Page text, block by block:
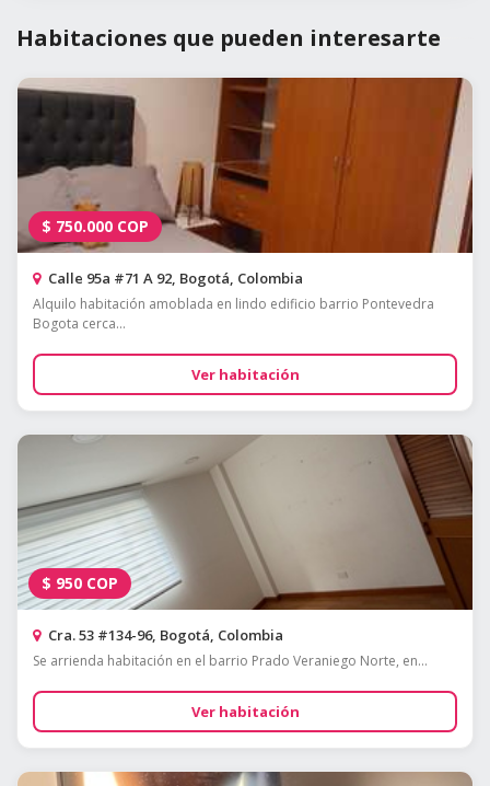
Habitaciones que pueden interesarte
$ 750.000 COP
Calle 95a #71 A 92, Bogotá, Colombia
Alquilo habitación amoblada en lindo edificio barrio Pontevedra
Bogota cerca...
Ver habitación
$ 950 COP
Cra. 53 #134-96, Bogotá, Colombia
Se arrienda habitación en el barrio Prado Veraniego Norte, en...
Ver habitación